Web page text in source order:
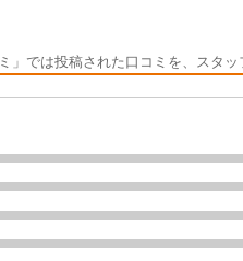
」では投稿された口コミを、スタ